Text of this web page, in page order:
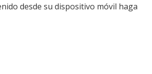
desde su dispositivo móvil haga